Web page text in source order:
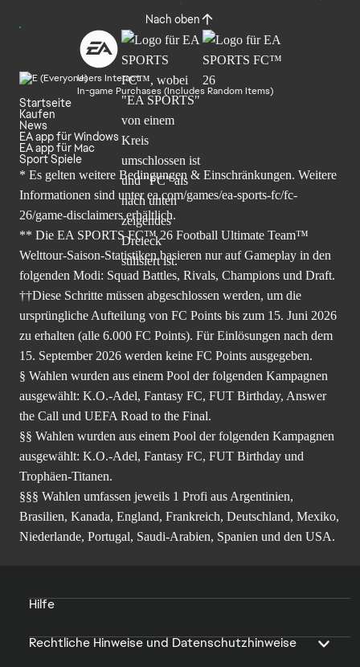
Nach oben
Users Interact
In-game Purchases (Includes Random Items)
Startseite
Kaufen
News
EA app für Windows
EA app für Mac
Sport Spiele
* Es gelten weitere Bedingungen & Einschränkungen. Weitere
Informationen sind unterea.com/games/ea-sports-fc/fc-
26/game-disclaimers erhältlich.
** Die EA SPORTS FC™ 26 Football Ultimate Team™
Welttour-Saison-Statistiken basieren nur auf Gameplay in den
folgenden Modi: Squad Battles, Rivals, Champions und Draft.
††Diese Schritte müssen abgeschlossen werden, um die
ursprüngliche Aufteilung von FC Points bis zum 15. Juni 2026
zu erhalten (alle 6.000 FC Points). Für Einlösungen nach dem
15. September 2026 werden keine FC Points ausgegeben.
§ Wahlen wurden aus einem Pool der folgenden Kampagnen
ausgewählt: K.O.-Adel, Fantasy FC, FUT Birthday, Answer
the Call und UEFA Road to the Final.
§§ Wahlen wurden aus einem Pool der folgenden Kampagnen
ausgewählt: K.O.-Adel, Fantasy FC, FUT Birthday und
Trophäen-Titanen.
§§§ Wahlen umfassen jeweils 1 Profi aus Argentinien,
Brasilien, Kanada, England, Frankreich, Deutschland, Mexiko,
Niederlande, Portugal, Saudi-Arabien, Spanien und den USA.
Hilfe
Rechtliche Hinweise und Datenschutzhinweise